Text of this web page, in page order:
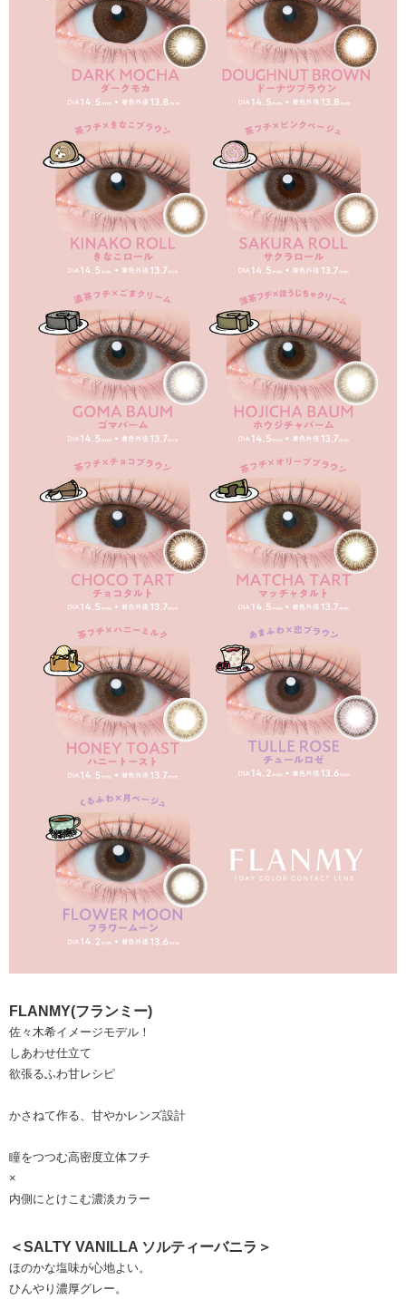
FLANMY(フランミー)
佐々木希イメージモデル！
しあわせ仕立て
欲張るふわ甘レシピ
かさねて作る、甘やかレンズ設計
瞳をつつむ高密度立体フチ
×
内側にとけこむ濃淡カラー
＜SALTY VANILLA ソルティーバニラ＞
ほのかな塩味が心地よい。
ひんやり濃厚グレー。